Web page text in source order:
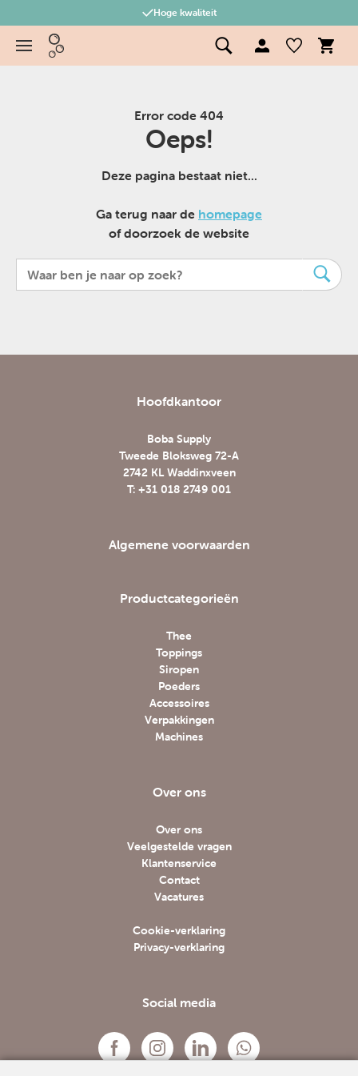
Hoge kwaliteit
Error code 404
Oeps!
Deze pagina bestaat niet...
Ga terug naar de homepage
of doorzoek de website
Hoofdkantoor
Boba Supply
Tweede Bloksweg 72-A
2742 KL Waddinxveen
T: +31 018 2749 001
Algemene voorwaarden
Productcategorieën
Thee
Toppings
Siropen
Poeders
Accessoires
Verpakkingen
Machines
Over ons
Over ons
Veelgestelde vragen
Klantenservice
Contact
Vacatures
Cookie-verklaring
Privacy-verklaring
Social media